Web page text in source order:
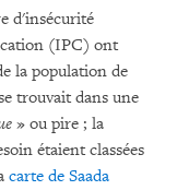
d'insécurité
(IPC) ont
la population de
trouvait dans une
» ou pire ; la
étaient classées
carte de Saada